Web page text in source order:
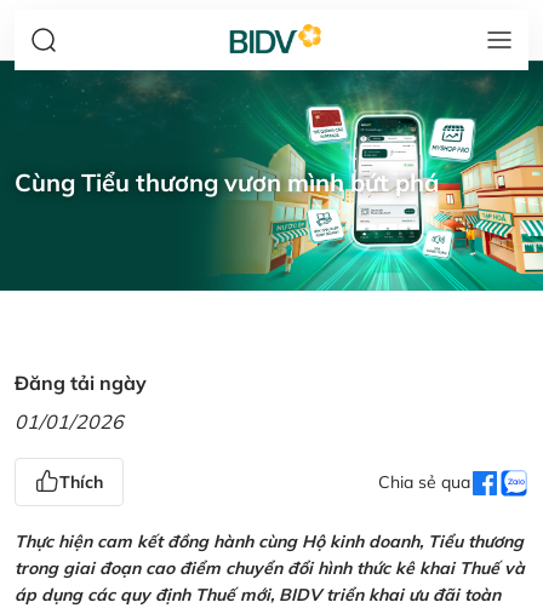
Cùng Tiểu thương vươn mình bứt phá
Đăng tải ngày
01/01/2026
Thích Chia sẻ qua
Thực hiện cam kết đồng hành cùng Hộ kinh doanh, Tiểu thương
trong giai đoạn cao điểm chuyển đổi hình thức kê khai Thuế và
áp dụng các quy định Thuế mới, BIDV triển khai ưu đãi toàn